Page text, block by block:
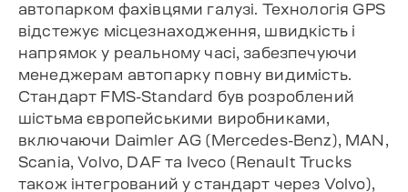
автопарком фахівцями галузі. Технологія GPS
відстежує місцезнаходження, швидкість і
напрямок у реальному часі, забезпечуючи
менеджерам автопарку повну видимість.
Стандарт FMS-Standard був розроблений
шістьма європейськими виробниками,
включаючи Daimler AG (Mercedes-Benz), MAN,
Scania, Volvo, DAF та Iveco (Renault Trucks
також інтегрований у стандарт через Volvo),